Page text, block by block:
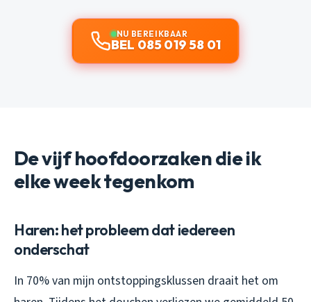
NU BEREIKBAAR
BEL 085 019 58 01
De vijf hoofdoorzaken die ik
elke week tegenkom
Haren: het probleem dat iedereen
onderschat
In 70% van mijn ontstoppingsklussen draait het om